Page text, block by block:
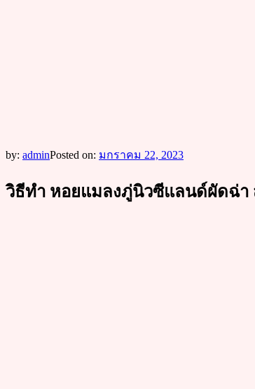
by: adminPosted on: มกราคม 22, 2023
วิธีทำ หอยแมลงภู่นิวซีแลนด์ผัดฉ่า